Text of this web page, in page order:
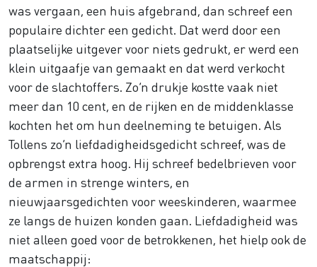
was vergaan, een huis afgebrand, dan schreef een
populaire dichter een gedicht. Dat werd door een
plaatselijke uitgever voor niets gedrukt, er werd een
klein uitgaafje van gemaakt en dat werd verkocht
voor de slachtoffers. Zo’n drukje kostte vaak niet
meer dan 10 cent, en de rijken en de middenklasse
kochten het om hun deelneming te betuigen. Als
Tollens zo’n liefdadigheidsgedicht schreef, was de
opbrengst extra hoog. Hij schreef bedelbrieven voor
de armen in strenge winters, en
nieuwjaarsgedichten voor weeskinderen, waarmee
ze langs de huizen konden gaan. Liefdadigheid was
niet alleen goed voor de betrokkenen, het hielp ook de
maatschappij: